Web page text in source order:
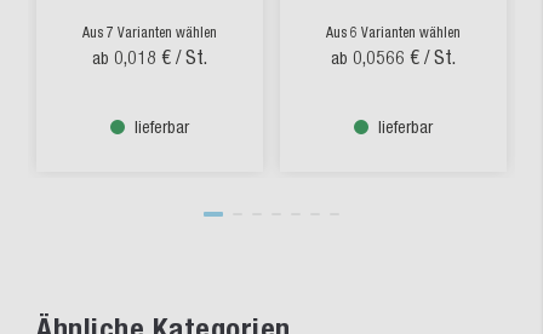
Aus 7 Varianten wählen
ab 0,018 € / St.
lieferbar
Aus 6 Varianten wählen
ab 0,0566 € / St.
lieferbar